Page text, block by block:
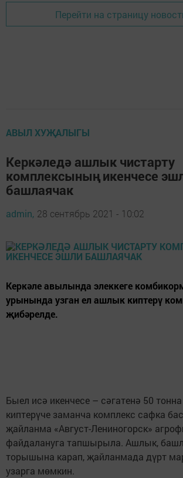
Перейти на страницу
АВЫЛ ХУҖАЛЫГЫ
Керкәледә ашлык чистарту
комплексының икенчесе
башлаячак
admin, 28 сентябрь 2021 - 10:02
Керкәле авылында элеккеге
урынында узган ел ашлык киптерү
җибәрелде.
Быел исә икенчесе – сәгатенә 50
киптерүче заманча комплекс сафка
җайланма «Август-Лениногорск»
файдалануга тапшырыла. Ашлык,
торышына карап, җайланмада дүрт
узарга мөмкин.